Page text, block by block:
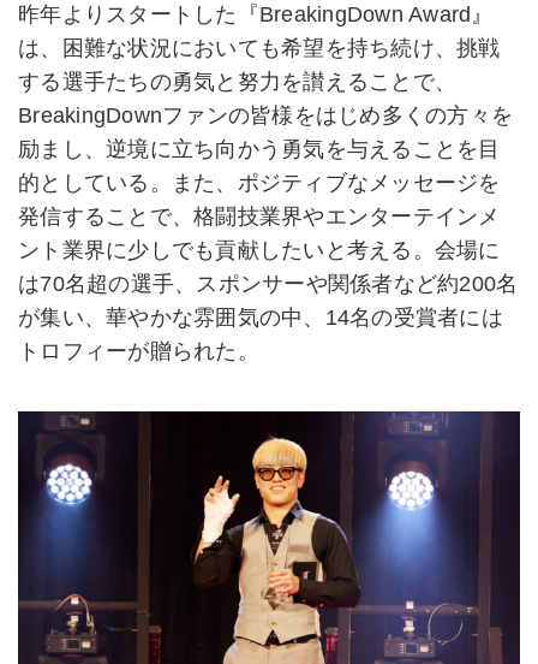
昨年よりスタートした『BreakingDown Award』
は、困難な状況においても希望を持ち続け、挑戦
する選手たちの勇気と努力を讃えることで、
BreakingDownファンの皆様をはじめ多くの方々を
励まし、逆境に立ち向かう勇気を与えることを目
的としている。また、ポジティブなメッセージを
発信することで、格闘技業界やエンターテインメ
ント業界に少しでも貢献したいと考える。会場に
は70名超の選手、スポンサーや関係者など約200名
が集い、華やかな雰囲気の中、14名の受賞者には
トロフィーが贈られた。